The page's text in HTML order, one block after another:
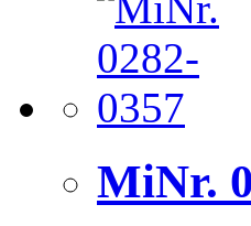
MiNr.